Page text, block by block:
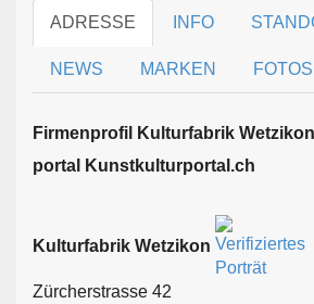
ADRESSE INFO
NEWS MARKEN FOTOS
Firmen­profil Kulturfabrik
portal Kunstkulturportal.ch
Kulturfabrik Wetzikon
Zürcherstrasse 42